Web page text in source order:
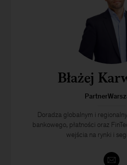
Błażej
Doradza globalnym i
bankowego, płatności oraz
wejścia na rynki i